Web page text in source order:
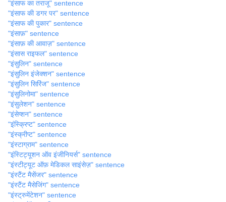
"इंसाफ का तराजू" sentence
"इंसाफ की डगर पर" sentence
"इंसाफ की पुकार" sentence
"इंसाफ़" sentence
"इंसाफ़ की आवाज़" sentence
"इंसास राइफल" sentence
"इंसुलिन" sentence
"इंसुलिन इंजेक्शन" sentence
"इंसुलिन सिरिंज" sentence
"इंसुलिनोमा" sentence
"इंसुलेशन" sentence
"इंसेप्शन" sentence
"इंस्क्रिप्ट" sentence
"इंस्क्रीप्ट" sentence
"इंस्टाग्राम" sentence
"इंस्टिट्यूशन ऑव इंजीनियर्स" sentence
"इंस्टीट्यूट ऑफ़ मेडिकल साइंसेज़" sentence
"इंस्टैंट मैसेंजर" sentence
"इंस्टैंट मैसेजिंग" sentence
"इंस्ट्रुमेंटेशन" sentence